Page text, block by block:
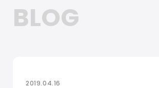
BLOG
2019.04.16